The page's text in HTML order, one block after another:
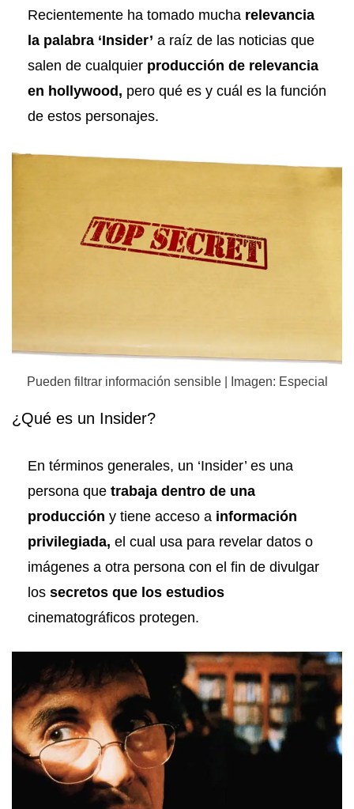
Recientemente ha tomado mucha relevancia
la palabra ‘Insider’ a raíz de las noticias que
salen de cualquier producción de relevancia
en hollywood, pero qué es y cuál es la función
de estos personajes.
Pueden filtrar información sensible | Imagen: Especial
¿Qué es un Insider?
En términos generales, un ‘Insider’ es una
persona que trabaja dentro de una
producción y tiene acceso a información
privilegiada, el cual usa para revelar datos o
imágenes a otra persona con el fin de divulgar
los secretos que los estudios
cinematográficos protegen.